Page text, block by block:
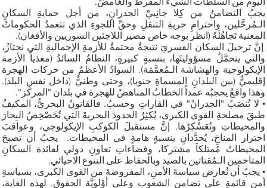
يجبُ التضامنُ من كِلا جانِبيْ الجدرانِ، من أجل حمايةِ السكانِ
الـمُرحَّلين، واحترامِ حريةِ التنقلِ وحقِّ اللجوءِ الذي تتعمدُ الحكوماتُ
المعنية تَجاهُلَهُ (انظر بوجه خاص مصير اللاجئين السوريين والأفغان).
إنَّ ترحيلَ السكان القسريَ نتيجةٌ محتمةٌ للأزمةِ الإجماليةِ التي نجتازُ،
والتي يتحمَّلُ مسؤوليتَها، بنسبةٍ كبيرةٍ، النظامُ السائدُ (مغذياً الأزمة
الإيكولوجية والهشاشة الـمُعمَّمَة). السوادُ الأعظمُ من حركات الهجرة
إقليميٌّ (بين البلدانِ المسماةِ جنوبا)، وحتى وطنيٌّ (داخل نفسِ البلد).
وهذا واقعٌ يحجبُه عمداً الخطابُ المناهضُ للهجرة في بلدان "المركز".
• لا تُنصَبُ "الجدرانُ" في القاراتِ وحسبُ. فالقانونُ البحريُّ، المكيفُ
طبقَ مصلحةِ القوى الكبرى، يُكثِرُ الحدودَ البحريةَ التي تُخَصْخِصُ البِحارَ
والمحيطاتِ وتُعَسْكِرُها. إنَّ مستقبلَ الكوكبِ الإيكولوجي، وعواقبَ
احترار المناخِ، يُحدَّدانِ بنسبةٍ هامةٍ في المحيطات. يجبُ أن تصبحَ
المحيطاتُ مُمتلكاَ مشتركا، وفضاءاتِ تعاونِ دولي لفائدة السكانِ
المتاخمين الـمُقتاتين بالصيد وبالحفاظ على التنوع الاحيائي.
• يجبُ أن نُعارض سياسةَ الأمنِ، المفروضةَ من القوى الكبرى، بسياسةِ
أمنٍ قائمةٍ على تضامنِ الشعوب وعلى أوْلوِيَّة الحقوقِ. لهذه الغاية،